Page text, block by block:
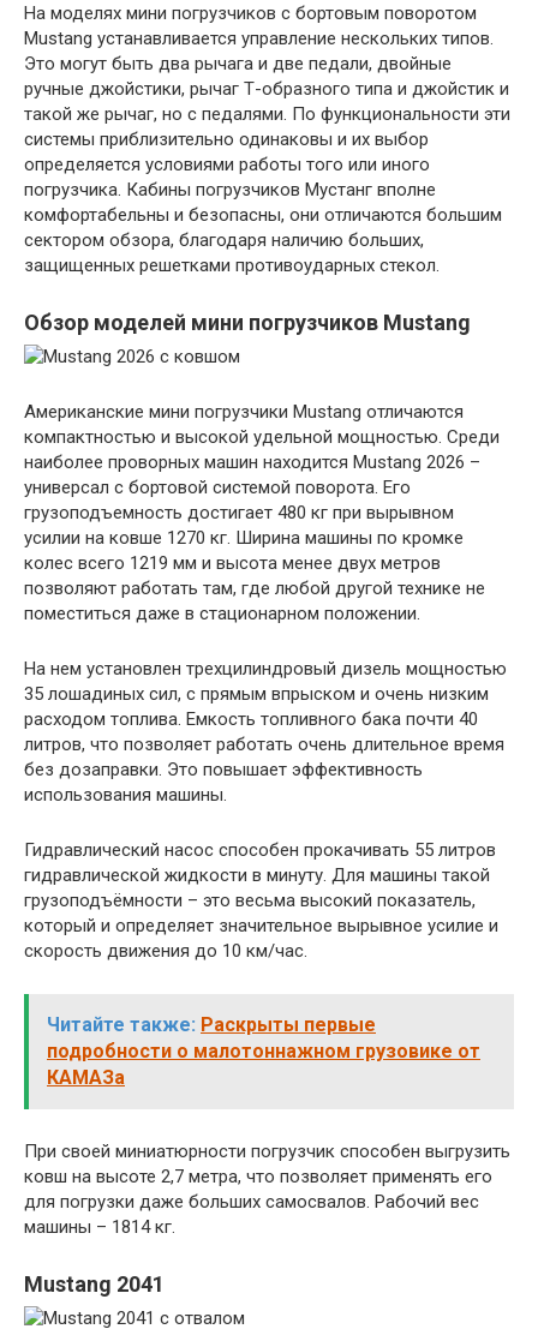
На моделях мини погрузчиков с бортовым поворотом
Mustang устанавливается управление нескольких типов.
Это могут быть два рычага и две педали, двойные
ручные джойстики, рычаг Т-образного типа и джойстик и
такой же рычаг, но с педалями. По функциональности эти
системы приблизительно одинаковы и их выбор
определяется условиями работы того или иного
погрузчика. Кабины погрузчиков Мустанг вполне
комфортабельны и безопасны, они отличаются большим
сектором обзора, благодаря наличию больших,
защищенных решетками противоударных стекол.
Обзор моделей мини погрузчиков Mustang
Американские мини погрузчики Mustang отличаются
компактностью и высокой удельной мощностью. Среди
наиболее проворных машин находится Mustang 2026 –
универсал с бортовой системой поворота. Его
грузоподъемность достигает 480 кг при вырывном
усилии на ковше 1270 кг. Ширина машины по кромке
колес всего 1219 мм и высота менее двух метров
позволяют работать там, где любой другой технике не
поместиться даже в стационарном положении.
На нем установлен трехцилиндровый дизель мощностью
35 лошадиных сил, с прямым впрыском и очень низким
расходом топлива. Емкость топливного бака почти 40
литров, что позволяет работать очень длительное время
без дозаправки. Это повышает эффективность
использования машины.
Гидравлический насос способен прокачивать 55 литров
гидравлической жидкости в минуту. Для машины такой
грузоподъёмности – это весьма высокий показатель,
который и определяет значительное вырывное усилие и
скорость движения до 10 км/час.
Читайте также: Раскрыты первые
подробности о малотоннажном грузовике от
КАМАЗа
При своей миниатюрности погрузчик способен выгрузить
ковш на высоте 2,7 метра, что позволяет применять его
для погрузки даже больших самосвалов. Рабочий вес
машины – 1814 кг.
Mustang 2041